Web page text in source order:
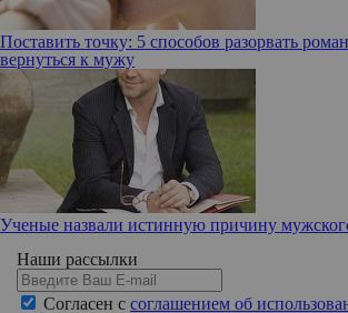
Поставить точку: 5 способов разорвать
вернуться к мужу
Ученые назвали истинную причину
Наши рассылки
Согласен с соглашением об